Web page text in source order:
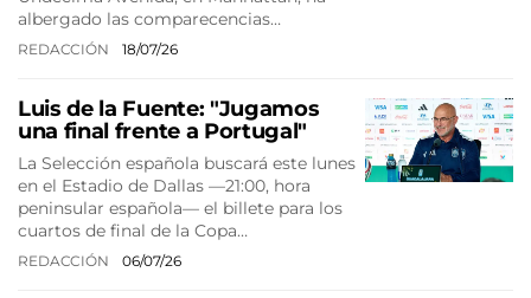
albergado las comparecencias…
REDACCIÓN 18/07/26
Luis de la Fuente: "Jugamos
una final frente a Portugal"
La Selección española buscará este lunes
en el Estadio de Dallas —21:00, hora
peninsular española— el billete para los
cuartos de final de la Copa…
REDACCIÓN 06/07/26